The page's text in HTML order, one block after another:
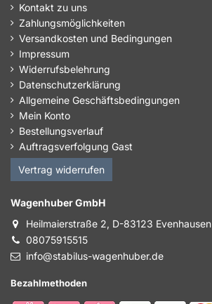
Kontakt zu uns
Zahlungsmöglichkeiten
Versandkosten und Bedingungen
Impressum
Widerrufsbelehrung
Datenschutzerklärung
Allgemeine Geschäftsbedingungen
Mein Konto
Bestellungsverlauf
Auftragsverfolgung Gast
Vertrag widerrufen
Wagenhuber GmbH
Heilmaierstraße 2, D-83123 Evenhausen
08075915515
info@stabilus-wagenhuber.de
Bezahlmethoden